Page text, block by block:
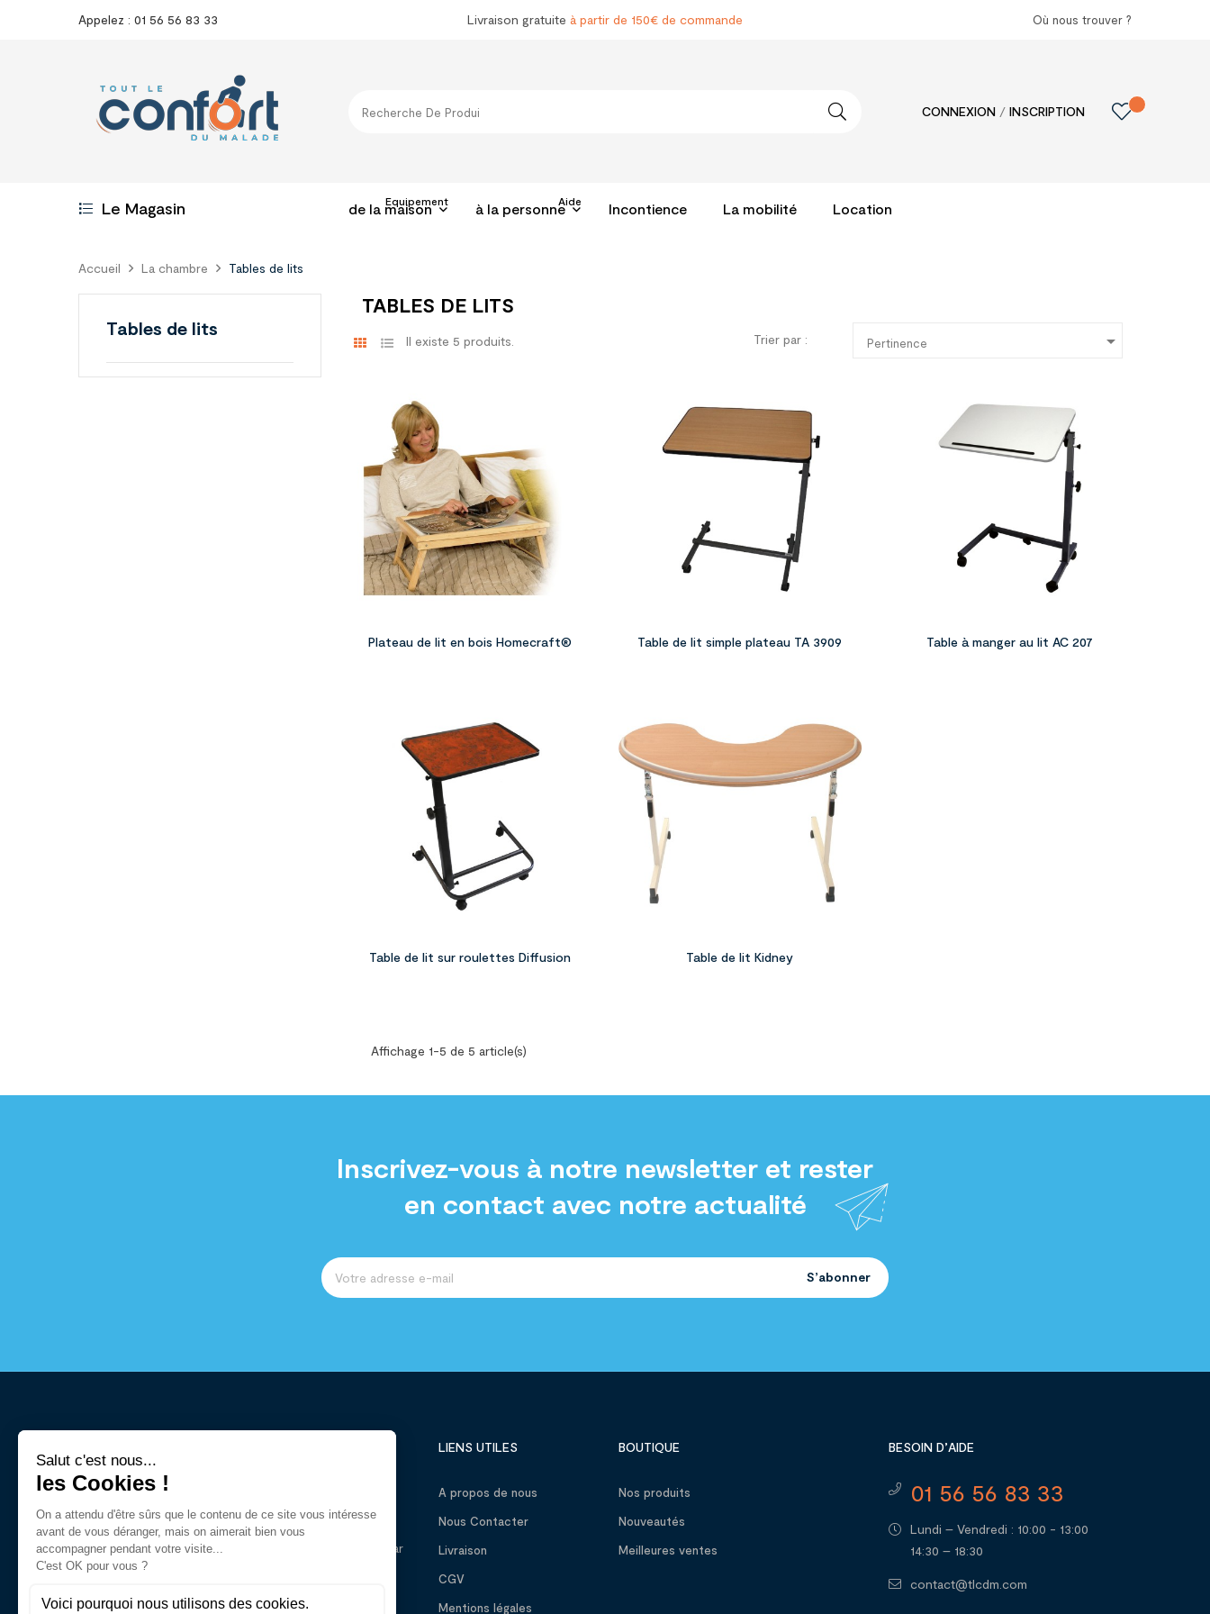
Appelez : 01 56 56 83 33 Livraison gratuite à partir de 150€ de commande Où nous trouver ?
CONNEXION / INSCRIPTION
Le Magasin de la maison
Equipement à la personneAide Incontience La mobilité Location
Accueil La chambre Tables de lits
Tables de lits
TABLES DE LITS
Il existe 5 produits. Trier par : Pertinence 
Plateau de lit en bois Homecraft® Table de lit simple plateau TA 3909 Table à manger au lit AC 207
Table de lit sur roulettes Diffusion Table de lit Kidney
Affichage 1-5 de 5 article(s)
Inscrivez-vous à notre newsletter et rester
en contact avec notre actualité
S’abonner
Notre mission est d'accompagner et d’informer la
personne handicapée ou toute personne concernée par
un handicap moteur ou une perte d’autonomie dans le
LIENS UTILES
A propos de nous
Nous Contacter
Livraison
CGV
Mentions légales
BOUTIQUE
Nos produits
Nouveautés
Meilleures ventes
BESOIN D’AIDE
01 56 56 83 33
Lundi – Vendredi : 10:00 - 13:00
14:30 – 18:30
contact@tlcdm.com